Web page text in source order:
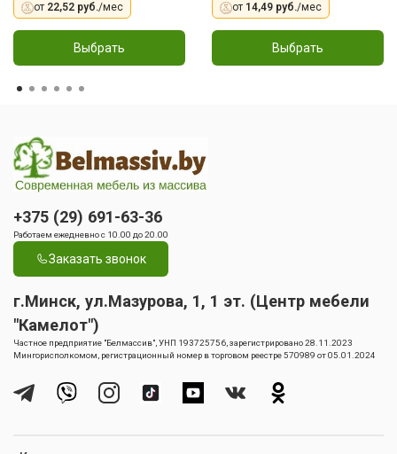
от 22,52 руб./мес
Выбрать
от 14,49 руб./мес
Выбрать
+375 (29) 691-63-36
Работаем ежедневно с 10.00 до 20.00
Заказать звонок
г.Минск, ул.Мазурова, 1, 1 эт. (Центр мебели
"Камелот")
Частное предприятие "Белмассив", УНП 193725756, зарегистрировано 28.11.2023
Мингорисполкомом, регистрационный номер в торговом реестре 570989 от 05.01.2024